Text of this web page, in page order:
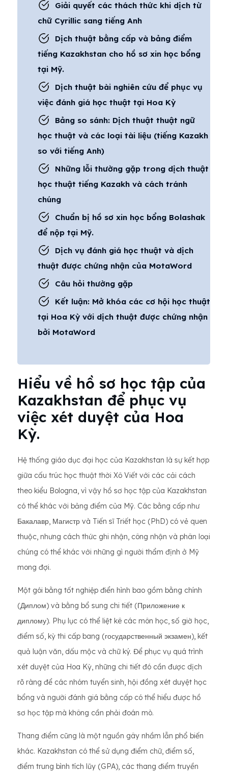
Giải quyết các thách thức khi dịch từ
chữ Cyrillic sang tiếng Anh
Dịch thuật bằng cấp và bảng điểm
tiếng Kazakhstan cho hồ sơ xin học bổng
tại Mỹ.
Dịch thuật bài nghiên cứu để phục vụ
việc đánh giá học thuật tại Hoa Kỳ
Bảng so sánh: Dịch thuật thuật ngữ
học thuật và các loại tài liệu (tiếng Kazakh
so với tiếng Anh)
Những lỗi thường gặp trong dịch thuật
học thuật tiếng Kazakh và cách tránh
chúng
Chuẩn bị hồ sơ xin học bổng Bolashak
để nộp tại Mỹ.
Dịch vụ đánh giá học thuật và dịch
thuật được chứng nhận của MotaWord
Câu hỏi thường gặp
Kết luận: Mở khóa các cơ hội học thuật
tại Hoa Kỳ với dịch thuật được chứng nhận
bởi MotaWord
Hiểu về hồ sơ học tập của
Kazakhstan để phục vụ
việc xét duyệt của Hoa
Kỳ.
Hệ thống giáo dục đại học của Kazakhstan là sự kết hợp
giữa cấu trúc học thuật thời Xô Viết với các cải cách
theo kiểu Bologna, vì vậy hồ sơ học tập của Kazakhstan
có thể khác với bảng điểm của Mỹ. Các bằng cấp như
Бакалавр, Магистр và Tiến sĩ Triết học (PhD) có vẻ quen
thuộc, nhưng cách thức ghi nhận, công nhận và phân loại
chúng có thể khác với những gì người thẩm định ở Mỹ
mong đợi.
Một gói bằng tốt nghiệp điển hình bao gồm bằng chính
(Диплом) và bằng bổ sung chi tiết (Приложение к
диплому). Phụ lục có thể liệt kê các môn học, số giờ học,
điểm số, kỳ thi cấp bang (государственный экзамен), kết
quả luận văn, dấu mộc và chữ ký. Để phục vụ quá trình
xét duyệt của Hoa Kỳ, những chi tiết đó cần được dịch
rõ ràng để các nhóm tuyển sinh, hội đồng xét duyệt học
bổng và người đánh giá bằng cấp có thể hiểu được hồ
sơ học tập mà không cần phải đoán mò.
Thang điểm cũng là một nguồn gây nhầm lẫn phổ biến
khác. Kazakhstan có thể sử dụng điểm chữ, điểm số,
điểm trung bình tích lũy (GPA), các thang điểm truyền